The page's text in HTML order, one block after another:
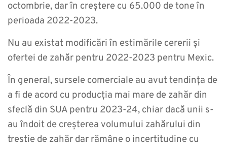
octombrie, dar în creștere cu 65.000 de tone în
perioada 2022-2023.
Nu au existat modificări în estimările cererii și
ofertei de zahăr pentru 2022-2023 pentru Mexic.
În general, sursele comerciale au avut tendința de
a fi de acord cu producția mai mare de zahăr din
sfeclă din SUA pentru 2023-24, chiar dacă unii s-
au îndoit de creșterea volumului zahărului din
trestie de zahăr dar rămâne o incertitudine cu